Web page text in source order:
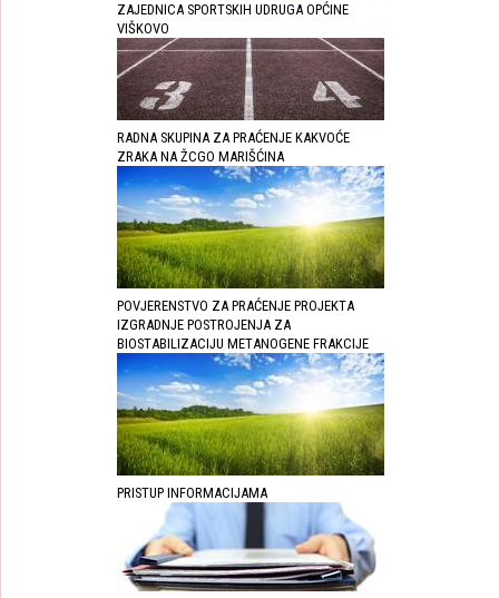
ZAJEDNICA SPORTSKIH UDRUGA OPĆINE
VIŠKOVO
RADNA SKUPINA ZA PRAĆENJE KAKVOĆE
ZRAKA NA ŽCGO MARIŠĆINA
POVJERENSTVO ZA PRAĆENJE PROJEKTA
IZGRADNJE POSTROJENJA ZA
BIOSTABILIZACIJU METANOGENE FRAKCIJE
PRISTUP INFORMACIJAMA